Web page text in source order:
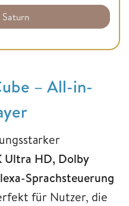
– All-in-
Ultra HD, Dolby
Sprachsteuerung
für Nutzer, die